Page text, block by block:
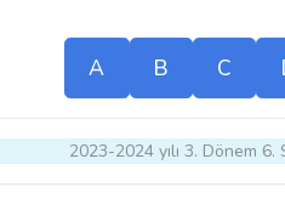
A B C
2023-2024 yılı 3. Dönem 6.